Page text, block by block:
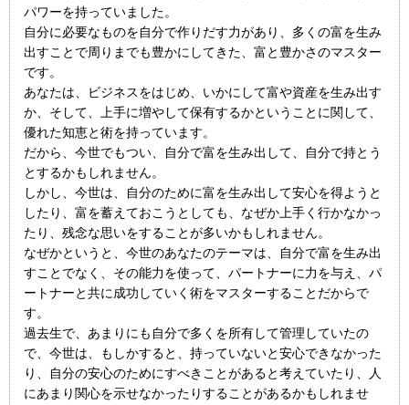
パワーを持っていました。
自分に必要なものを自分で作りだす力があり、多くの富を生み
出すことで周りまでも豊かにしてきた、富と豊かさのマスター
です。
あなたは、ビジネスをはじめ、いかにして富や資産を生み出す
か、そして、上手に増やして保有するかということに関して、
優れた知恵と術を持っています。
だから、今世でもつい、自分で富を生み出して、自分で持とう
とするかもしれません。
しかし、今世は、自分のために富を生み出して安心を得ようと
したり、富を蓄えておこうとしても、なぜか上手く行かなかっ
たり、残念な思いをすることが多いかもしれません。
なぜかというと、今世のあなたのテーマは、自分で富を生み出
すことでなく、その能力を使って、パートナーに力を与え、パ
ートナーと共に成功していく術をマスターすることだからで
す。
過去生で、あまりにも自分で多くを所有して管理していたの
で、今世は、もしかすると、持っていないと安心できなかった
り、自分の安心のためにすべきことがあると考えていたり、人
にあまり関心を示せなかったりすることがあるかもしれませ